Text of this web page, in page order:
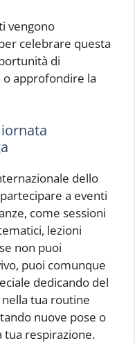
vengono
celebrare questa
di
o approfondire la
dello
a eventi
come sessioni
lezioni
non puoi
puoi comunque
dedicando del
tua routine
nuove pose o
tua respirazione.